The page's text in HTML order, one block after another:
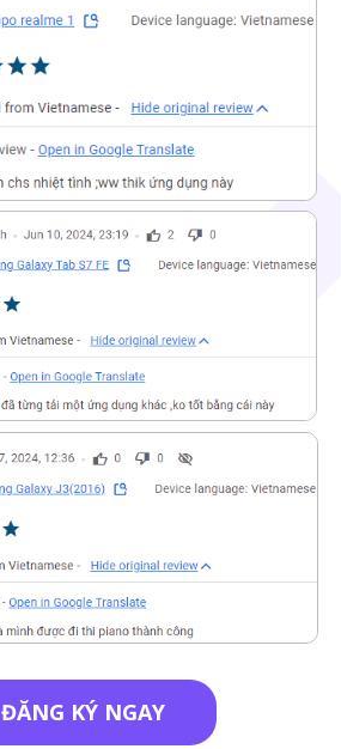
ĐĂNG KÝ NGAY